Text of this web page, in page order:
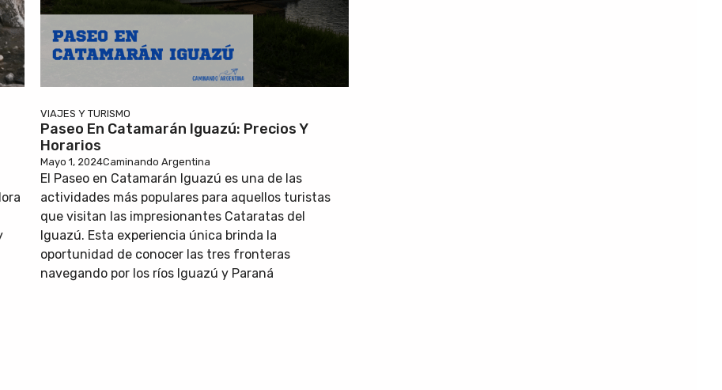
VIAJES Y TURISMO
Paseo En Catamarán Iguazú: Precios Y
Horarios
Mayo 1, 2024Caminando Argentina
El Paseo en Catamarán Iguazú es una de las
actividades más populares para aquellos turistas
que visitan las impresionantes Cataratas del
Iguazú. Esta experiencia única brinda la
oportunidad de conocer las tres fronteras
navegando por los ríos Iguazú y Paraná